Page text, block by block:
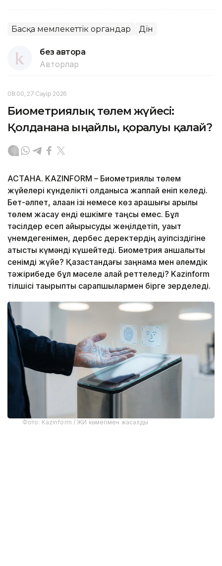
Басқа мемлекеттік органдар Дін
без автора
Авторлар
08:00, 27 Сәуір 2026
Биометриялық төлем жүйесі:
Қолданғанға ыңғайлы, қорғалуы қалай?
АСТАНА. KAZINFORM – Биометриялық төлем
жүйелері күнделікті қолданысқа жаппай еніп келеді.
Бет-әлпет, алақан ізі немесе көз қарашығы арқылы
төлем жасау енді ешкімге таңсық емес. Бұл
тәсілдер есеп айырысуды жеңілдетіп, уақыт
үнемдегенімен, дербес деректердің қауіпсіздігіне
қатысты күмәнді күшейтеді. Биометрия қаншалықты
сенімді жүйе? Қазақстандағы заңнама мен әлемдік
тәжірибеде бұл мәселе қалай реттеледі? Kazinform
тілшісі тақырыпты сарапшылармен бірге зерделеді.
Фото: Kazinform / ЖИ көмегімен жасалды